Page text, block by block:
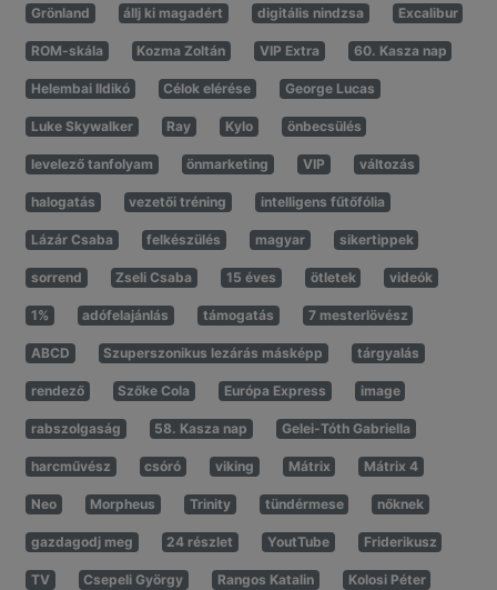
Grönland állj ki magadért digitális nindzsa Excalibur
ROM-skála Kozma Zoltán VIP Extra 60. Kasza nap
Helembai Ildikó Célok elérése George Lucas
Luke Skywalker Ray Kylo önbecsülés
levelező tanfolyam önmarketing VIP változás
halogatás vezetői tréning intelligens fűtőfólia
Lázár Csaba felkészülés magyar sikertippek
sorrend Zseli Csaba 15 éves ötletek videók
1% adófelajánlás támogatás 7 mesterlövész
ABCD Szuperszonikus lezárás másképp tárgyalás
rendező Szőke Cola Európa Express image
rabszolgaság 58. Kasza nap Gelei-Tóth Gabriella
harcművész csóró viking Mátrix Mátrix 4
Neo Morpheus Trinity tündérmese nőknek
gazdagodj meg 24 részlet YoutTube Friderikusz
TV Csepeli György Rangos Katalin Kolosi Péter